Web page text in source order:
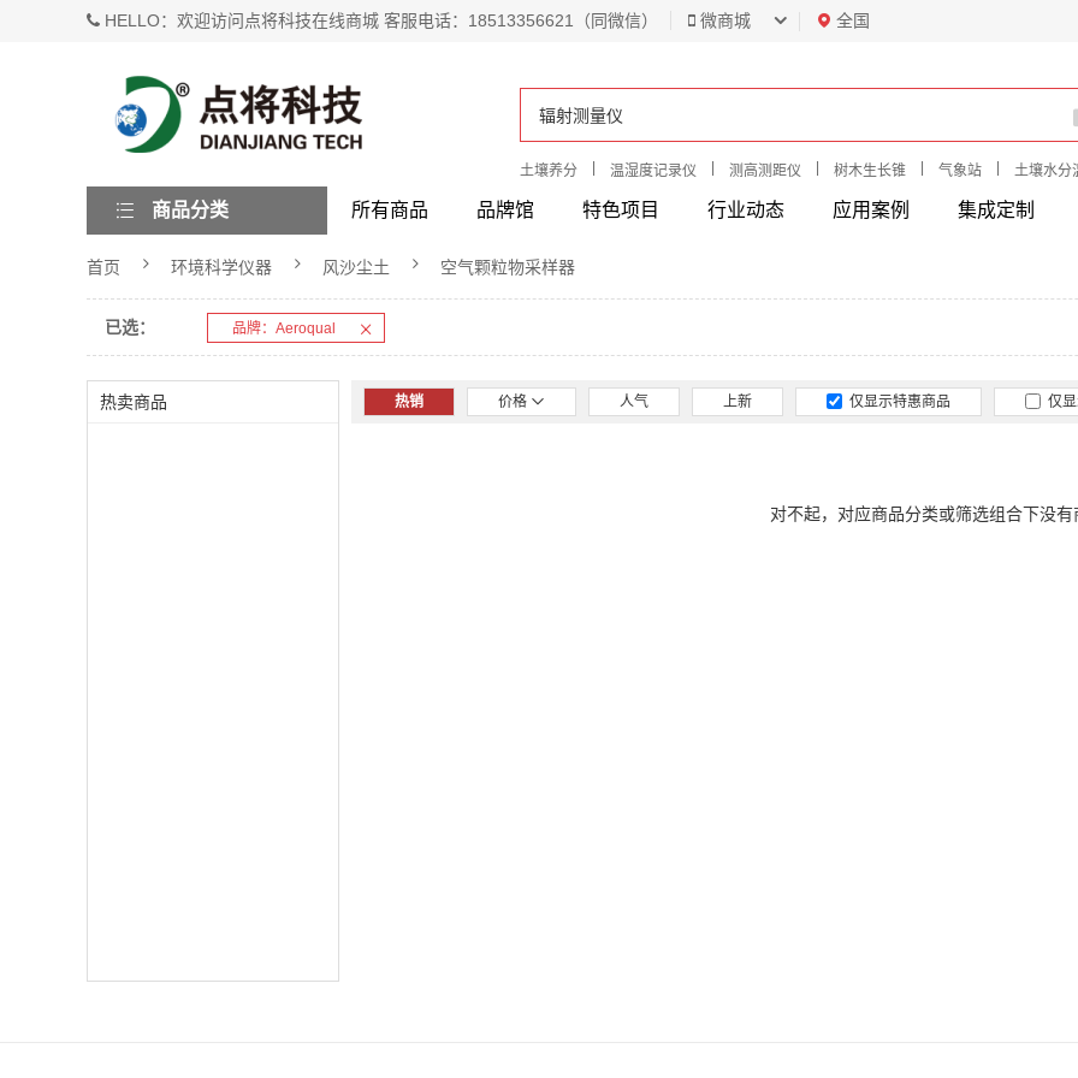
HELLO：欢迎访问点将科技在线商城 客服电话：18513356621（同微信） 微商城 全国
土壤养分 温湿度记录仪 测高测距仪 树木生长锥 气象站 土壤水分
所有商品 品牌馆 特色项目 行业动态 应用案例 集成定制
商品分类
首页 环境科学仪器 风沙尘土 空气颗粒物采样器
已选： 品牌：Aeroqual
热卖商品 热销 价格 人气 上新 仅显示特惠商品 仅
对不起，对应商品分类或筛选组合下没有